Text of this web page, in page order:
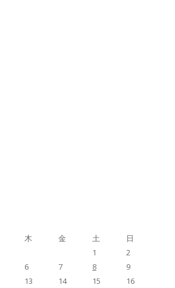
木 金 土
日
1
2
6 7 8
9
13 14 15 16